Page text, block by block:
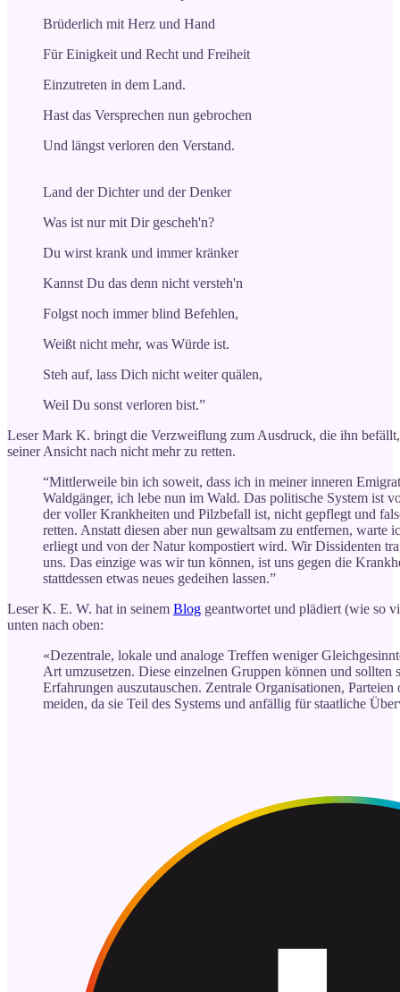
Brüderlich mit Herz und Hand
Für Einigkeit und Recht und Freiheit
Einzutreten in dem Land.
Hast das Versprechen nun gebrochen
Und längst verloren den Verstand.
Land der Dichter und der Denker
Was ist nur mit Dir gescheh'n?
Du wirst krank und immer kränker
Kannst Du das denn nicht versteh'n
Folgst noch immer blind Befehlen,
Weißt nicht mehr, was Würde ist.
Steh auf, lass Dich nicht weiter quälen,
Weil Du sonst verloren bist.”
Leser Mark K. bringt die Verzweiflung zum Ausdruck, die ihn
seiner Ansicht nach nicht mehr zu retten.
“Mittlerweile bin ich soweit, dass ich in meiner inneren
Waldgänger, ich lebe nun im Wald. Das politische System ist
der voller Krankheiten und Pilzbefall ist, nicht gepflegt und
retten. Anstatt diesen aber nun gewaltsam zu entfernen, warte
erliegt und von der Natur kompostiert wird. Wir Dissidenten
uns. Das einzige was wir tun können, ist uns gegen die
stattdessen etwas neues gedeihen lassen.”
Leser K. E. W. hat in seinem Blog geantwortet und plädiert (wie so
unten nach oben:
«Dezentrale, lokale und analoge Treffen weniger
Art umzusetzen. Diese einzelnen Gruppen können und sollten
Erfahrungen auszutauschen. Zentrale Organisationen,
meiden, da sie Teil des Systems und anfällig für staatliche